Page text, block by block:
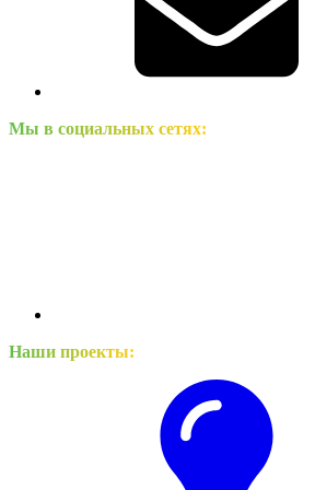
Мы в социальных сетях:
Наши проекты: